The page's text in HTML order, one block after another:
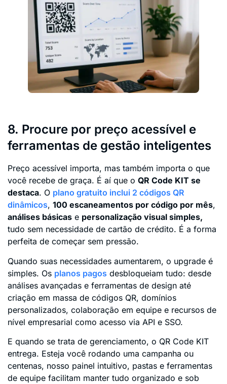
8. Procure por preço acessível e
ferramentas de gestão inteligentes
Preço acessível importa, mas também importa o que
você recebe de graça. É aí que o QR Code KIT se
destaca. O plano gratuito inclui 2 códigos QR
dinâmicos, 100 escaneamentos por código por mês,
análises básicas e personalização visual simples,
tudo sem necessidade de cartão de crédito. É a forma
perfeita de começar sem pressão.
Quando suas necessidades aumentarem, o upgrade é
simples. Os planos pagos desbloqueiam tudo: desde
análises avançadas e ferramentas de design até
criação em massa de códigos QR, domínios
personalizados, colaboração em equipe e recursos de
nível empresarial como acesso via API e SSO.
E quando se trata de gerenciamento, o QR Code KIT
entrega. Esteja você rodando uma campanha ou
centenas, nosso painel intuitivo, pastas e ferramentas
de equipe facilitam manter tudo organizado e sob